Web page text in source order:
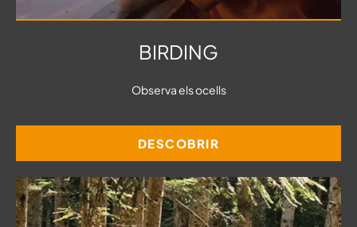
BIRDING
Observa els ocells
DESCOBRIR